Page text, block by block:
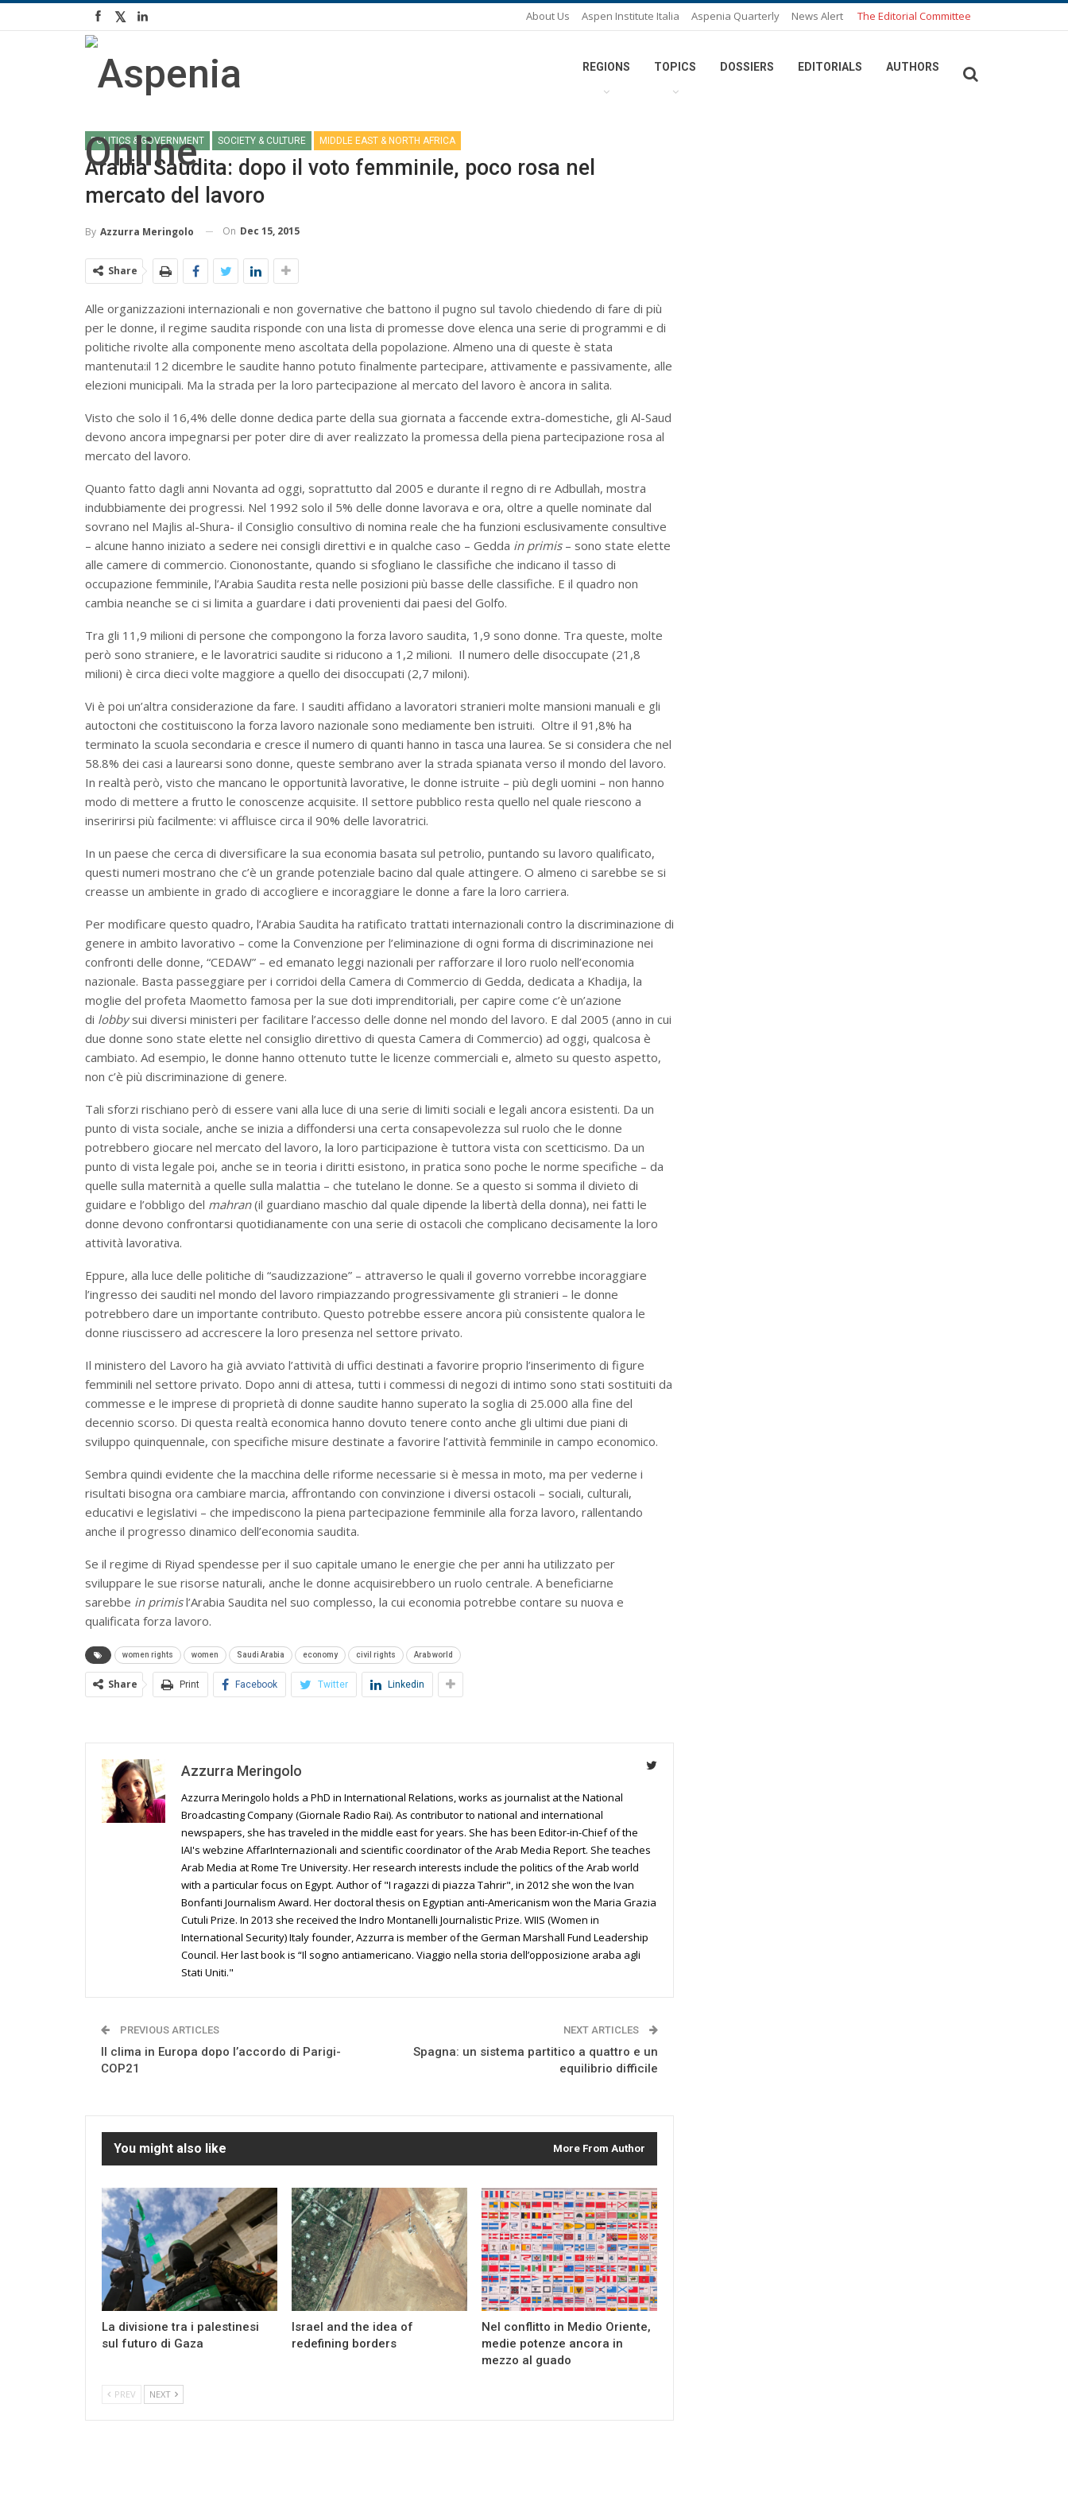
About Us Aspen Institute Italia Aspenia Quarterly News Alert The Editorial Committee
REGIONS TOPICS DOSSIERS EDITORIALS AUTHORS
POLITICS & GOVERNMENT SOCIETY & CULTURE MIDDLE EAST & NORTH AFRICA
Arabia Saudita: dopo il voto femminile, poco rosa nel
mercato del lavoro
By Azzurra Meringolo On Dec 15, 2015
Share
Alle organizzazioni internazionali e non governative che battono il pugno sul tavolo chiedendo di fare di più
per le donne, il regime saudita risponde con una lista di promesse dove elenca una serie di programmi e di
politiche rivolte alla componente meno ascoltata della popolazione. Almeno una di queste è stata
mantenuta:il 12 dicembre le saudite hanno potuto finalmente partecipare, attivamente e passivamente, alle
elezioni municipali. Ma la strada per la loro partecipazione al mercato del lavoro è ancora in salita.
Visto che solo il 16,4% delle donne dedica parte della sua giornata a faccende extra-domestiche, gli Al-Saud
devono ancora impegnarsi per poter dire di aver realizzato la promessa della piena partecipazione rosa al
mercato del lavoro.
Quanto fatto dagli anni Novanta ad oggi, soprattutto dal 2005 e durante il regno di re Adbullah, mostra
indubbiamente dei progressi. Nel 1992 solo il 5% delle donne lavorava e ora, oltre a quelle nominate dal
sovrano nel Majlis al-Shura- il Consiglio consultivo di nomina reale che ha funzioni esclusivamente consultive
– alcune hanno iniziato a sedere nei consigli direttivi e in qualche caso – Gedda in primis– sono state elette
alle camere di commercio. Ciononostante, quando si sfogliano le classifiche che indicano il tasso di
occupazione femminile, l’Arabia Saudita resta nelle posizioni più basse delle classifiche. E il quadro non
cambia neanche se ci si limita a guardare i dati provenienti dai paesi del Golfo.
Tra gli 11,9 milioni di persone che compongono la forza lavoro saudita, 1,9 sono donne. Tra queste, molte
però sono straniere, e le lavoratrici saudite si riducono a 1,2 milioni. Il numero delle disoccupate (21,8
milioni) è circa dieci volte maggiore a quello dei disoccupati (2,7 miloni).
Vi è poi un’altra considerazione da fare. I sauditi affidano a lavoratori stranieri molte mansioni manuali e gli
autoctoni che costituiscono la forza lavoro nazionale sono mediamente ben istruiti. Oltre il 91,8% ha
terminato la scuola secondaria e cresce il numero di quanti hanno in tasca una laurea. Se si considera che nel
58.8% dei casi a laurearsi sono donne, queste sembrano aver la strada spianata verso il mondo del lavoro.
In realtà però, visto che mancano le opportunità lavorative, le donne istruite – più degli uomini – non hanno
modo di mettere a frutto le conoscenze acquisite. Il settore pubblico resta quello nel quale riescono a
inseririrsi più facilmente: vi affluisce circa il 90% delle lavoratrici.
In un paese che cerca di diversificare la sua economia basata sul petrolio, puntando su lavoro qualificato,
questi numeri mostrano che c’è un grande potenziale bacino dal quale attingere. O almeno ci sarebbe se si
creasse un ambiente in grado di accogliere e incoraggiare le donne a fare la loro carriera.
Per modificare questo quadro, l’Arabia Saudita ha ratificato trattati internazionali contro la discriminazione di
genere in ambito lavorativo – come la Convenzione per l’eliminazione di ogni forma di discriminazione nei
confronti delle donne, “CEDAW” – ed emanato leggi nazionali per rafforzare il loro ruolo nell’economia
nazionale. Basta passeggiare per i corridoi della Camera di Commercio di Gedda, dedicata a Khadija, la
moglie del profeta Maometto famosa per la sue doti imprenditoriali, per capire come c’è un’azione
di lobbysui diversi ministeri per facilitare l’accesso delle donne nel mondo del lavoro. E dal 2005 (anno in cui
due donne sono state elette nel consiglio direttivo di questa Camera di Commercio) ad oggi, qualcosa è
cambiato. Ad esempio, le donne hanno ottenuto tutte le licenze commerciali e, almeto su questo aspetto,
non c’è più discriminazione di genere.
Tali sforzi rischiano però di essere vani alla luce di una serie di limiti sociali e legali ancora esistenti. Da un
punto di vista sociale, anche se inizia a diffondersi una certa consapevolezza sul ruolo che le donne
potrebbero giocare nel mercato del lavoro, la loro participazione è tuttora vista con scetticismo. Da un
punto di vista legale poi, anche se in teoria i diritti esistono, in pratica sono poche le norme specifiche – da
quelle sulla maternità a quelle sulla malattia – che tutelano le donne. Se a questo si somma il divieto di
guidare e l’obbligo del mahran(il guardiano maschio dal quale dipende la libertà della donna), nei fatti le
donne devono confrontarsi quotidianamente con una serie di ostacoli che complicano decisamente la loro
attività lavorativa.
Eppure, alla luce delle politiche di “saudizzazione” – attraverso le quali il governo vorrebbe incoraggiare
l’ingresso dei sauditi nel mondo del lavoro rimpiazzando progressivamente gli stranieri – le donne
potrebbero dare un importante contributo. Questo potrebbe essere ancora più consistente qualora le
donne riuscissero ad accrescere la loro presenza nel settore privato.
Il ministero del Lavoro ha già avviato l’attività di uffici destinati a favorire proprio l’inserimento di figure
femminili nel settore privato. Dopo anni di attesa, tutti i commessi di negozi di intimo sono stati sostituiti da
commesse e le imprese di proprietà di donne saudite hanno superato la soglia di 25.000 alla fine del
decennio scorso. Di questa realtà economica hanno dovuto tenere conto anche gli ultimi due piani di
sviluppo quinquennale, con specifiche misure destinate a favorire l’attività femminile in campo economico.
Sembra quindi evidente che la macchina delle riforme necessarie si è messa in moto, ma per vederne i
risultati bisogna ora cambiare marcia, affrontando con convinzione i diversi ostacoli – sociali, culturali,
educativi e legislativi – che impediscono la piena partecipazione femminile alla forza lavoro, rallentando
anche il progresso dinamico dell’economia saudita.
Se il regime di Riyad spendesse per il suo capitale umano le energie che per anni ha utilizzato per
sviluppare le sue risorse naturali, anche le donne acquisirebbero un ruolo centrale. A beneficiarne
sarebbe in primisl’Arabia Saudita nel suo complesso, la cui economia potrebbe contare su nuova e
qualificata forza lavoro.
women rights women Saudi Arabia economy civil rights Arab world
Share Print Facebook Twitter Linkedin
Azzurra Meringolo
Azzurra Meringolo holds a PhD in International Relations, works as journalist at the National
Broadcasting Company (Giornale Radio Rai). As contributor to national and international
newspapers, she has traveled in the middle east for years. She has been Editor-in-Chief of the
IAI's webzine AffarInternazionali and scientific coordinator of the Arab Media Report. She teaches
Arab Media at Rome Tre University. Her research interests include the politics of the Arab world
with a particular focus on Egypt. Author of "I ragazzi di piazza Tahrir", in 2012 she won the Ivan
Bonfanti Journalism Award. Her doctoral thesis on Egyptian anti-Americanism won the Maria Grazia
Cutuli Prize. In 2013 she received the Indro Montanelli Journalistic Prize. WIIS (Women in
International Security) Italy founder, Azzurra is member of the German Marshall Fund Leadership
Council. Her last book is “Il sogno antiamericano. Viaggio nella storia dell’opposizione araba agli
Stati Uniti."
PREVIOUS ARTICLES
Il clima in Europa dopo l’accordo di Parigi-
COP21
NEXT ARTICLES
Spagna: un sistema partitico a quattro e un
equilibrio difficile
You might also like More From Author
La divisione tra i palestinesi
sul futuro di Gaza
Israel and the idea of
redefining borders
Nel conflitto in Medio Oriente,
medie potenze ancora in
mezzo al guado
PREV NEXT